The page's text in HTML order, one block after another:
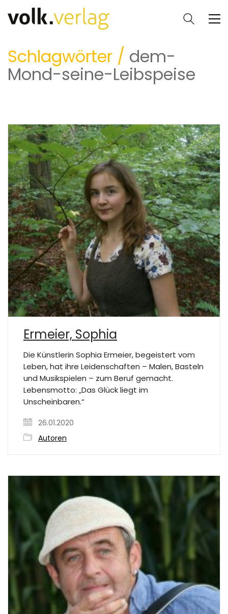
Schlagwörter / dem-
Mond-seine-Leibspeise
Ermeier, Sophia
Die Künstlerin Sophia Ermeier, begeistert vom
Leben, hat ihre Leidenschaften – Malen, Basteln
und Musikspielen – zum Beruf gemacht.
Lebensmotto: „Das Glück liegt im
Unscheinbaren.“
26.01.2020
Autoren